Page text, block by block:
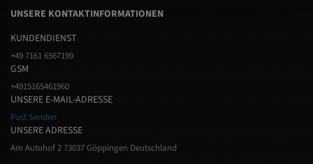
UNSERE KONTAKTINFORMATIONEN
KUNDENDIENST
+49 7161 6567199
GSM
+4915165461960
UNSERE E-MAIL-ADRESSE
Post Senden
UNSERE ADRESSE
Am Autohof 2 73037 Göppingen Deutschland